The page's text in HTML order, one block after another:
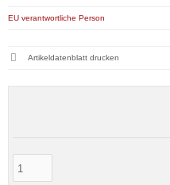
EU verantwortliche Person
Artikeldatenblatt drucken